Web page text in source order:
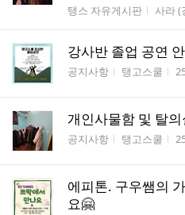
게시판명
탱스 자유게시판 작성자
사라 (
강사반 졸업 공연
게시판명
공지사항 작성자
탱고스쿨
개인사물함 및 탈
게시판명
공지사항 작성자
탱고스쿨
에피톤. 구우쌤의
요🤗